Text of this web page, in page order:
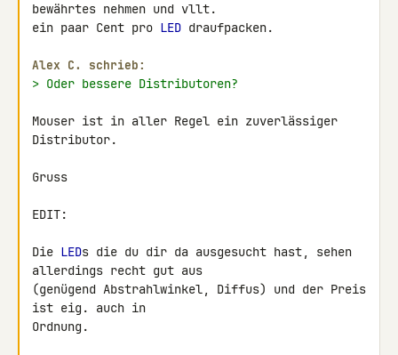
bewährtes nehmen und vllt.
ein paar Cent pro LED draufpacken.
Alex C. schrieb:
> Oder bessere Distributoren?
Mouser ist in aller Regel ein zuverlässiger
Distributor.
Gruss
EDIT:
Die LEDs die du dir da ausgesucht hast, sehen
allerdings recht gut aus
(genügend Abstrahlwinkel, Diffus) und der Preis
ist eig. auch in
Ordnung.